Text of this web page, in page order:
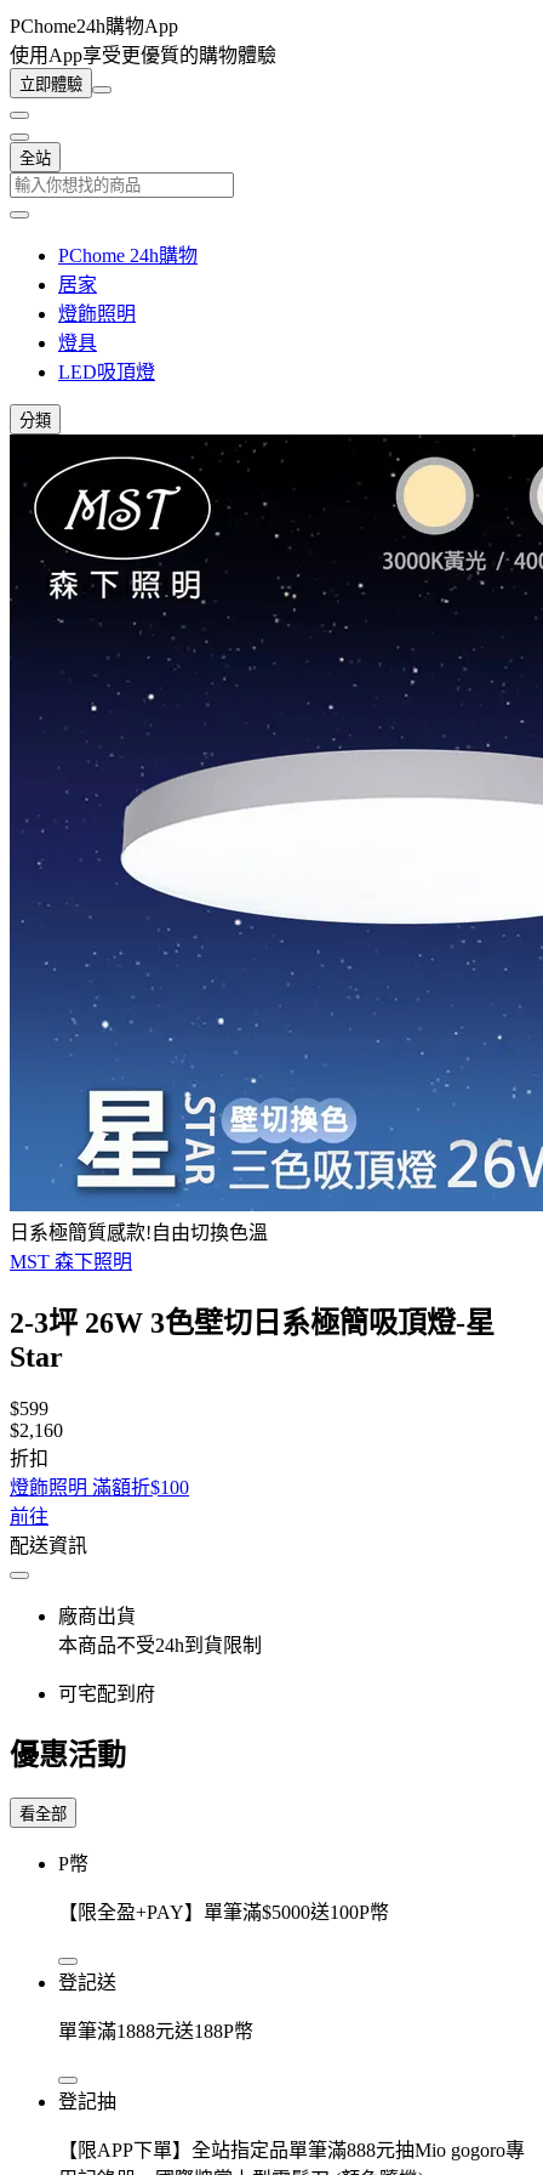
PChome24h購物App
使用App享受更優質的購物體驗
立即體驗
全站
PChome 24h購物
居家
燈飾照明
燈具
LED吸頂燈
分類
日系極簡質感款!自由切換色溫
MST 森下照明
2-3坪 26W 3色壁切日系極簡吸頂燈-星
Star
$599
$2,160
折扣
燈飾照明 滿額折$100
前往
配送資訊
廠商出貨
本商品不受24h到貨限制
可宅配到府
優惠活動
看全部
P幣
【限全盈+PAY】單筆滿$5000送100P幣
登記送
單筆滿1888元送188P幣
登記抽
【限APP下單】全站指定品單筆滿888元抽Mio gogoro專